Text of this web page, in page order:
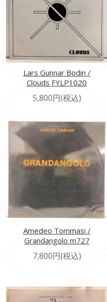
Lars Gunnar Bodin /
Clouds FYLP1020
5,800円(税込)
Amedeo Tommasi /
Grandangolo m727
7,800円(税込)